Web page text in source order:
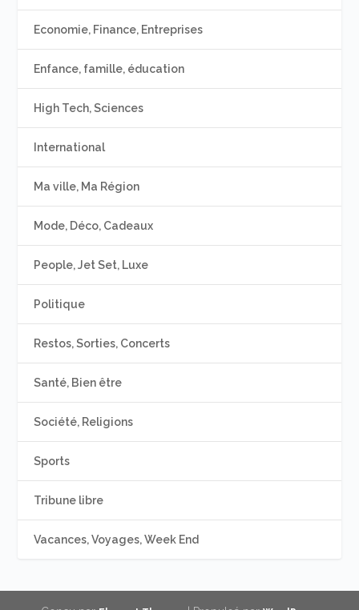
Economie, Finance, Entreprises
Enfance, famille, éducation
High Tech, Sciences
International
Ma ville, Ma Région
Mode, Déco, Cadeaux
People, Jet Set, Luxe
Politique
Restos, Sorties, Concerts
Santé, Bien être
Société, Religions
Sports
Tribune libre
Vacances, Voyages, Week End